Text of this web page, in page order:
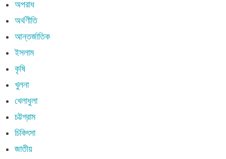
অপরাধ
অর্থণীতি
আন্তর্জাতিক
ইসলাম
কৃষি
খুলনা
খেলাধুলা
চট্টগ্রাম
চিকিৎসা
জাতীয়